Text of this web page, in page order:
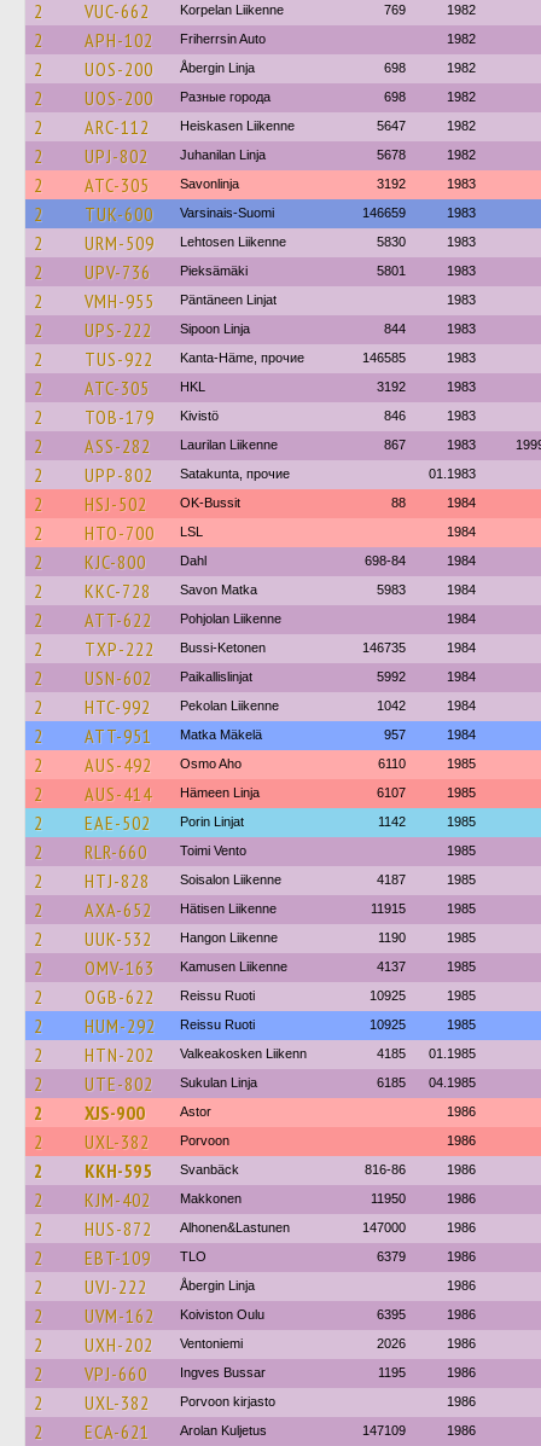
2 VUC-662 Korpelan Liikenne 769 1982
2 APH-102 Friherrsin Auto 1982
2 UOS-200 Åbergin Linja 698 1982
2 UOS-200 Разные города 698 1982
2 ARC-112 Heiskasen Liikenne 5647 1982
2 UPJ-802 Juhanilan Linja 5678 1982
2 ATC-305 Savonlinja 3192 1983
2 TUK-600 Varsinais-Suomi 146659 1983
2 URM-509 Lehtosen Liikenne 5830 1983
2 UPV-736 Pieksämäki 5801 1983
2 VMH-955 Päntäneen Linjat 1983
2 UPS-222 Sipoon Linja 844 1983
2 TUS-922 Kanta-Häme, прочие 146585 1983
2 ATC-305 HKL 3192 1983
2 TOB-179 Kivistö 846 1983
2 ASS-282 Laurilan Liikenne 867 1983
2 UPP-802 Satakunta, прочие 01.1983
2 HSJ-502 OK-Bussit 88 1984
2 HTO-700 LSL 1984
2 KJC-800 Dahl 698-84 1984
2 KKC-728 Savon Matka 5983 1984
2 ATT-622 Pohjolan Liikenne 1984
2 TXP-222 Bussi-Ketonen 146735 1984
2 USN-602 Paikallislinjat 5992 1984
2 HTC-992 Pekolan Liikenne 1042 1984
2 ATT-951 Matka Mäkelä 957 1984
2 AUS-492 Osmo Aho 6110 1985
2 AUS-414 Hämeen Linja 6107 1985
2 EAE-502 Porin Linjat 1142 1985
2 RLR-660 Toimi Vento 1985
2 HTJ-828 Soisalon Liikenne 4187 1985
2 AXA-652 Hätisen Liikenne 11915 1985
2 UUK-532 Hangon Liikenne 1190 1985
2 OMV-163 Kamusen Liikenne 4137 1985
2 OGB-622 Reissu Ruoti 10925 1985
2 HUM-292 Reissu Ruoti 10925 1985
2 HTN-202 Valkeakosken Liikenn 4185 01.1985
2 UTE-802 Sukulan Linja 6185 04.1985
2 XJS-900 Astor 1986
2 UXL-382 Porvoon 1986
2 KKH-595 Svanbäck 816-86 1986
2 KJM-402 Makkonen 11950 1986
2 HUS-872 Alhonen&Lastunen 147000 1986
2 EBT-109 TLO 6379 1986
2 UVJ-222 Åbergin Linja 1986
2 UVM-162 Koiviston Oulu 6395 1986
2 UXH-202 Ventoniemi 2026 1986
2 VPJ-660 Ingves Bussar 1195 1986
2 UXL-382 Porvoon kirjasto 1986
2 ECA-621 Arolan Kuljetus 147109 1986